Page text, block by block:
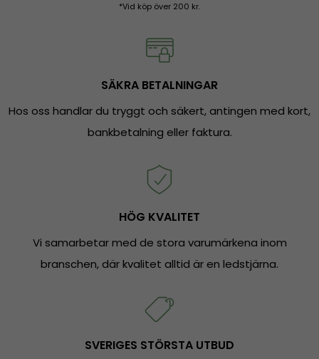
*Vid köp över 200 kr.
SÄKRA BETALNINGAR
Hos oss handlar du tryggt och säkert, antingen med kort,
bankbetalning eller faktura.
HÖG KVALITET
Vi samarbetar med de stora varumärkena inom
branschen, där kvalitet alltid är en ledstjärna.
SVERIGES STÖRSTA UTBUD